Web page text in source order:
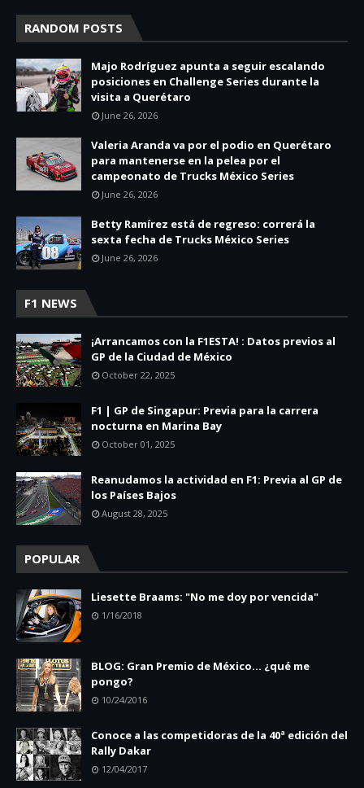
RANDOM POSTS
Majo Rodríguez apunta a seguir escalando
posiciones en Challenge Series durante la
visita a Querétaro
June 26, 2026
Valeria Aranda va por el podio en Querétaro
para mantenerse en la pelea por el
campeonato de Trucks México Series
June 26, 2026
Betty Ramírez está de regreso: correrá la
sexta fecha de Trucks México Series
June 26, 2026
F1 NEWS
¡Arrancamos con la F1ESTA! : Datos previos al
GP de la Ciudad de México
October 22, 2025
F1 | GP de Singapur: Previa para la carrera
nocturna en Marina Bay
October 01, 2025
Reanudamos la actividad en F1: Previa al GP de
los Países Bajos
August 28, 2025
POPULAR
Liesette Braams: "No me doy por vencida"
1/16/2018
BLOG: Gran Premio de México... ¿qué me
pongo?
10/24/2016
Conoce a las competidoras de la 40ª edición del
Rally Dakar
12/04/2017